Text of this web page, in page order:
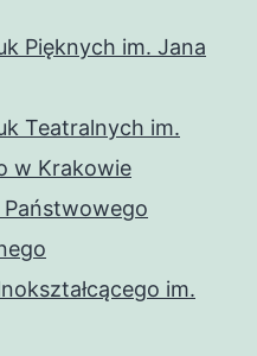
Pięknych im. Jana
Teatralnych im.
w Krakowie
Państwowego
im.